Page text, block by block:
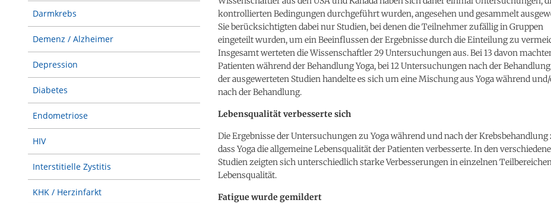
Darmkrebs
Demenz / Alzheimer
Depression
Diabetes
Endometriose
HIV
Interstitielle Zystitis
KHK / Herzinfarkt
kontrollierten Bedingungen durchgeführt wurden, angesehen und gesammelt
Sie berücksichtigten dabei nur Studien, bei denen die Teilnehmer zufällig in Gruppen
eingeteilt wurden, um ein Beeinflussen der Ergebnisse durch die Einteilung zu
Insgesamt werteten die Wissenschaftler 29 Untersuchungen aus. Bei 13 davon
Patienten während der Behandlung Yoga, bei 12 Untersuchungen nach der
der ausgewerteten Studien handelte es sich um eine Mischung aus Yoga während
nach der Behandlung.
Lebensqualität verbesserte sich
Die Ergebnisse der Untersuchungen zu Yoga während und nach der Krebsbehandlung
dass Yoga die allgemeine Lebensqualität der Patienten verbesserte. In den
Studien zeigten sich unterschiedlich starke Verbesserungen in einzelnen
Lebensqualität.
Fatigue wurde gemildert